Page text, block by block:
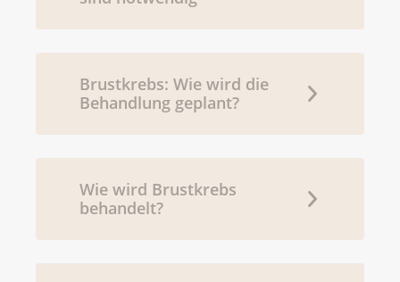
Brustkrebs: Wie wird die
Behandlung geplant?
Wie wird Brustkrebs
behandelt?